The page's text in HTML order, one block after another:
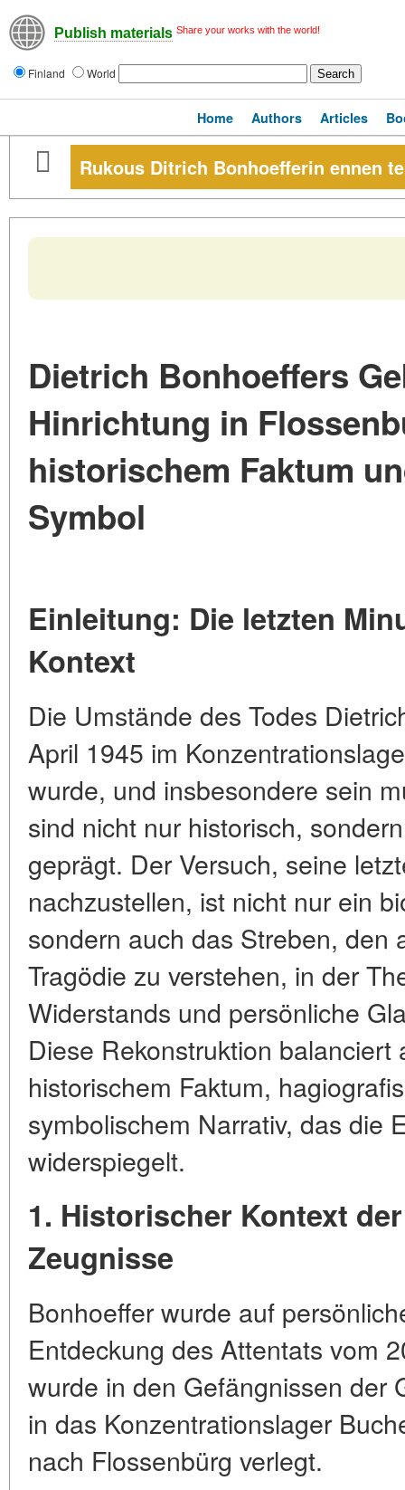
Publish materials Share your works with the world!
Finland World
Home Authors Articles
Rukous Ditrich Bonhoefferin ennen
Dietrich Bonhoeffers
Hinrichtung in
historischem Faktum
Symbol
Einleitung: Die letzten
Kontext
Die Umstände des Todes
April 1945 im
wurde, und insbesondere sein
sind nicht nur historisch,
geprägt. Der Versuch, seine
nachzustellen, ist nicht nur ein
sondern auch das Streben, den
Tragödie zu verstehen, in der
Widerstands und persönliche
Diese Rekonstruktion
historischem Faktum,
symbolischem Narrativ, das die
widerspiegelt.
1. Historischer Kontext
Zeugnisse
Bonhoeffer wurde auf
Entdeckung des Attentats vom
wurde in den Gefängnissen der
in das Konzentrationslager
nach Flossenbürg verlegt.